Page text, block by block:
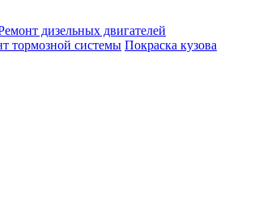
дизельных двигателей
тормозной системы Покраска кузова